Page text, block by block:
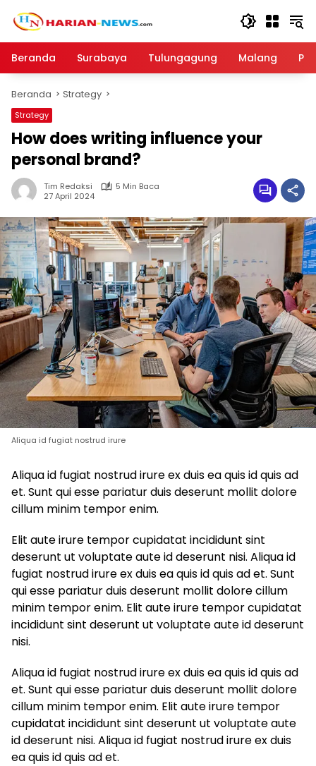
Beranda
Surabaya Tulungagung Malang
Beranda Strategy
Strategy
How does writing influence your
personal brand?
Tim Redaksi
5 Min Baca
27 April 2024
Aliqua id fugiat nostrud irure
Aliqua id fugiat nostrud irure ex duis ea quis id quis ad
et. Sunt qui esse pariatur duis deserunt mollit dolore
cillum minim tempor enim.
Elit aute irure tempor cupidatat incididunt sint
deserunt ut voluptate aute id deserunt nisi. Aliqua id
fugiat nostrud irure ex duis ea quis id quis ad et. Sunt
qui esse pariatur duis deserunt mollit dolore cillum
minim tempor enim. Elit aute irure tempor cupidatat
incididunt sint deserunt ut voluptate aute id deserunt
nisi.
Aliqua id fugiat nostrud irure ex duis ea quis id quis ad
et. Sunt qui esse pariatur duis deserunt mollit dolore
cillum minim tempor enim. Elit aute irure tempor
cupidatat incididunt sint deserunt ut voluptate aute
id deserunt nisi. Aliqua id fugiat nostrud irure ex duis
ea quis id quis ad et.